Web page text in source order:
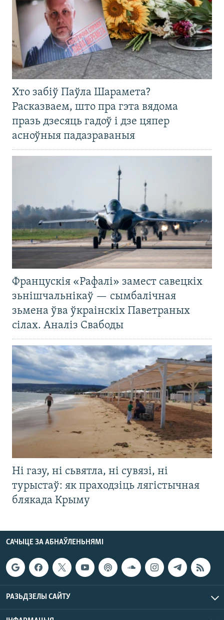
Хто забіў Паўла Шарамета?
Расказваем, што пра гэта вядома
празь дзесяць гадоў і дзе цяпер
асноўныя падазраваныя
Францускія «Рафалі» замест савецкіх
зьнішчальнікаў — сымбалічная
зьмена ўва ўкраінскіх Паветраных
сілах. Аналіз Свабоды
Ні газу, ні сьвятла, ні сувязі, ні
турыстаў: як праходзіць лягістычная
блякада Крыму
САЧЫЦЕ ЗА АБНАЎЛЕНЬНЯМІ
РАЗЬДЗЕЛЫ САЙТУ